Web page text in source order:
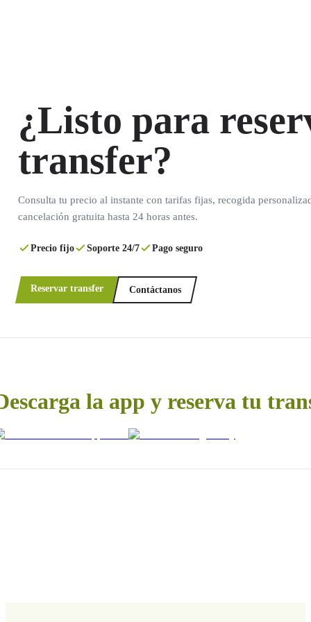
¿Listo para
transfer?
Consulta tu precio al instante con tarifas fijas, recogida
cancelación gratuita hasta 24 horas antes.
Precio fijo Soporte 24/7 Pago seguro
Reservar transfer Contáctanos
la app y reserva tu